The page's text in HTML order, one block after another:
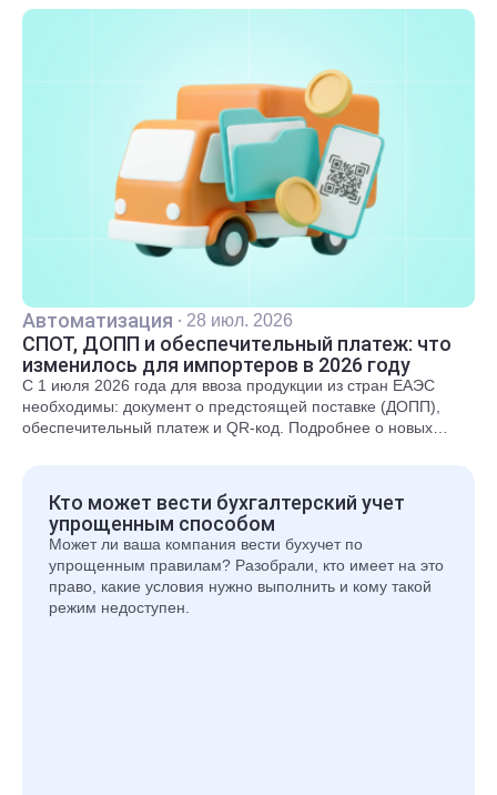
Автоматизация · 28 июл. 2026
СПОТ, ДОПП и обеспечительный платеж: что
изменилось для импортеров в 2026 году
С 1 июля 2026 года для ввоза продукции из стран ЕАЭС
необходимы: документ о предстоящей поставке (ДОПП),
обеспечительный платеж и QR-код. Подробнее о новых
Кто может вести бухгалтерский учет
упрощенным способом
Может ли ваша компания вести бухучет по
упрощенным правилам? Разобрали, кто имеет на это
право, какие условия нужно выполнить и кому такой
режим недоступен.